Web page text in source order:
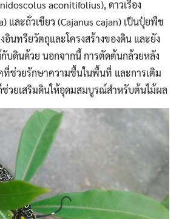
aconitifolius), ดาวเรือง
และถั่วเขียว (Cajanus cajan) เป็นปุ๋ยพืช
นทรียวัตถุและโครงสร้างของดิน และยัง
กับดินด้วย นอกจากนี้ การตัดต้นกล้วยหลัง
ที่ช่วยรักษาความชื้นในพื้นที่ และการเติม
วยเสริมดินให้อุดมสมบูรณ์สำหรับต้นไม้ผล